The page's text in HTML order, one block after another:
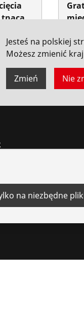
tnąca
4
Nr
Jesteś na polskiej
Możesz zmienić
Zmień Nie
na niezbędne